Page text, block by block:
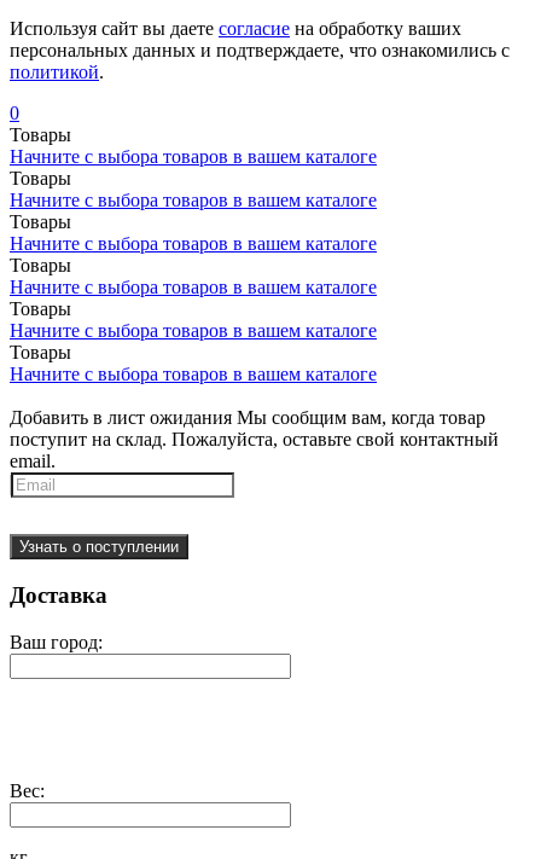
Используя сайт вы даете согласие на обработку ваших
персональных данных и подтверждаете, что ознакомились с
политикой.
0
Товары
Начните с выбора товаров в вашем каталоге
Товары
Начните с выбора товаров в вашем каталоге
Товары
Начните с выбора товаров в вашем каталоге
Товары
Начните с выбора товаров в вашем каталоге
Товары
Начните с выбора товаров в вашем каталоге
Товары
Начните с выбора товаров в вашем каталоге
Добавить в лист ожидания Мы сообщим вам, когда товар
поступит на склад. Пожалуйста, оставьте свой контактный
email.
Узнать о поступлении
Доставка
Ваш город:
Вес: